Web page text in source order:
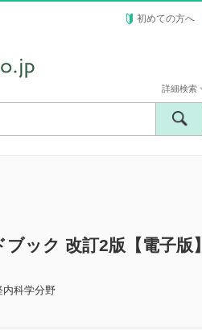
初めての方へ
詳細検索
ック 改訂2版【電子版】
内科学分野